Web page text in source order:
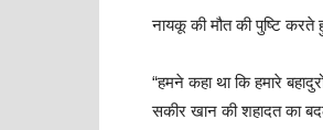
नायकू की मौत की पुष्टि करते
“हमने कहा था कि हमारे
सकीर खान की शहादत का